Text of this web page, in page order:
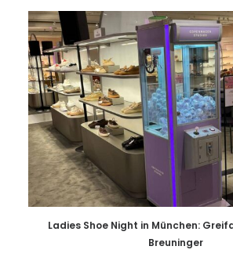
Ladies Shoe Night in München:
Breuninger